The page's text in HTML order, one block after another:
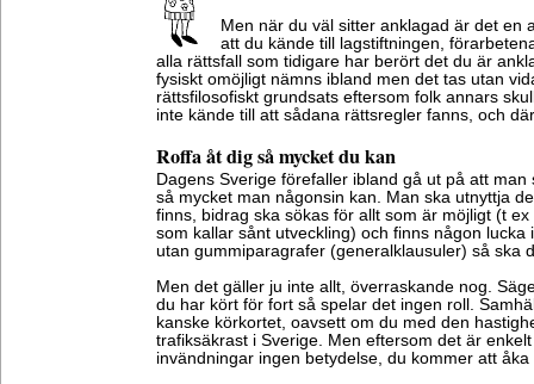
Men när du väl sitter anklagad är det en
att du kände till lagstiftningen,
alla rättsfall som tidigare har berört det du är
fysiskt omöjligt nämns ibland men det tas utan
rättsfilosofiskt grundsats eftersom folk annars
inte kände till att sådana rättsregler fanns, och
Roffa åt dig så mycket du kan
Dagens Sverige förefaller ibland gå ut på att man
så mycket man någonsin kan. Man ska utnyttja
finns, bidrag ska sökas för allt som är möjligt (t
som kallar sånt utveckling) och finns någon lucka
utan gummiparagrafer (generalklausuler) så ska
Men det gäller ju inte allt, överraskande nog.
du har kört för fort så spelar det ingen roll.
kanske körkortet, oavsett om du med den
trafiksäkrast i Sverige. Men eftersom det är
invändningar ingen betydelse, du kommer att åka